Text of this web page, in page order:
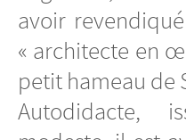
avoir
« architecte en
petit hameau de
Autodidacte,